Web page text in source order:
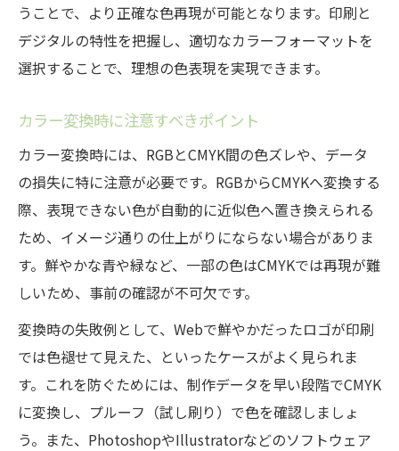
うことで、より正確な色再現が可能となります。印刷と
デジタルの特性を把握し、適切なカラーフォーマットを
選択することで、理想の色表現を実現できます。
カラー変換時に注意すべきポイント
カラー変換時には、RGBとCMYK間の色ズレや、データ
の損失に特に注意が必要です。RGBからCMYKへ変換する
際、表現できない色が自動的に近似色へ置き換えられる
ため、イメージ通りの仕上がりにならない場合がありま
す。鮮やかな青や緑など、一部の色はCMYKでは再現が難
しいため、事前の確認が不可欠です。
変換時の失敗例として、Webで鮮やかだったロゴが印刷
では色褪せて見えた、といったケースがよく見られま
す。これを防ぐためには、制作データを早い段階でCMYK
に変換し、プルーフ（試し刷り）で色を確認しましょ
う。また、PhotoshopやIllustratorなどのソフトウェア